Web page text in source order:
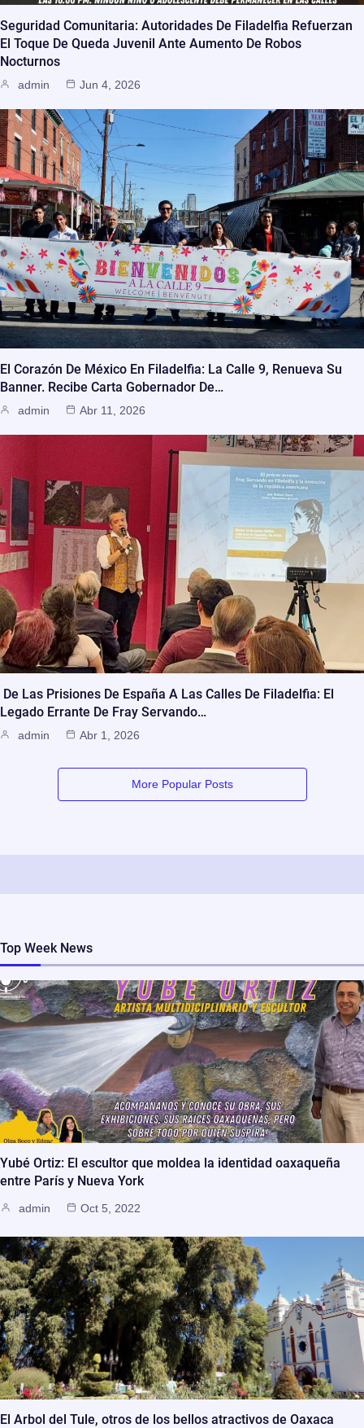
Seguridad Comunitaria: Autoridades De Filadelfia Refuerzan
El Toque De Queda Juvenil Ante Aumento De Robos
Nocturnos
admin Jun 4, 2026
El Corazón De México En Filadelfia: La Calle 9, Renueva Su
Banner. Recibe Carta Gobernador De…
admin Abr 11, 2026
De Las Prisiones De España A Las Calles De Filadelfia: El
Legado Errante De Fray Servando…
admin Abr 1, 2026
More Popular Posts
Top Week News
Yubé Ortiz: El escultor que moldea la identidad oaxaqueña
entre París y Nueva York
admin Oct 5, 2022
El Arbol del Tule, otros de los bellos atractivos de Oaxaca